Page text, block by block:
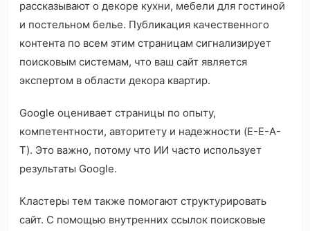
рассказывают о декоре кухни, мебели для гостиной
и постельном белье. Публикация качественного
контента по всем этим страницам сигнализирует
поисковым системам, что ваш сайт является
экспертом в области декора квартир.
Google оценивает страницы по опыту,
компетентности, авторитету и надежности (E-E-A-
T). Это важно, потому что ИИ часто использует
результаты Google.
Кластеры тем также помогают структурировать
сайт. С помощью внутренних ссылок поисковые